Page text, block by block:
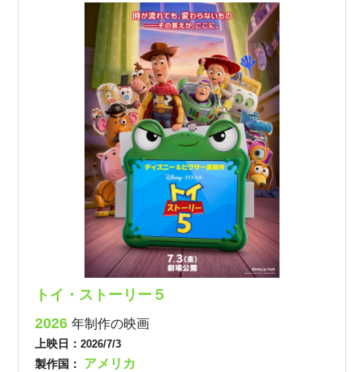
トイ・ストーリー５
2026年制作の映画
上映日：2026/7/3
製作国： アメリカ